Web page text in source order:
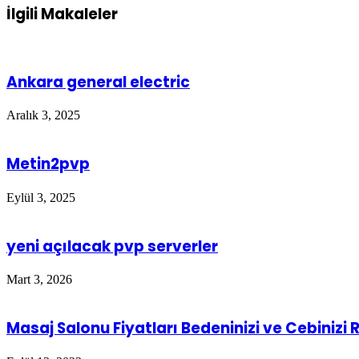
İlgili Makaleler
Ankara general electric
Aralık 3, 2025
Metin2pvp
Eylül 3, 2025
yeni açılacak pvp serverler
Mart 3, 2026
Masaj Salonu Fiyatları Bedeninizi ve Cebinizi